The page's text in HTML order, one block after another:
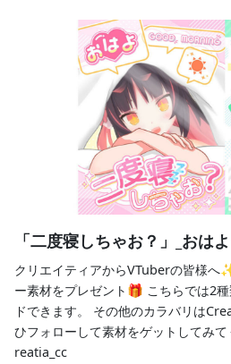
「二度寝しちゃお？」_おは
クリエイティアからVTuberの皆様へ
ー素材をプレゼント🎁 こちらでは2
ドできます。 その他のカラバリは
ひフォローして素材をゲットしてみ
reatia_cc